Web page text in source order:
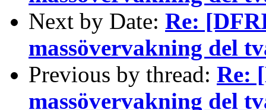
Next by Date: Re:
massövervakning del
Previous by thread: Re:
massövervakning del